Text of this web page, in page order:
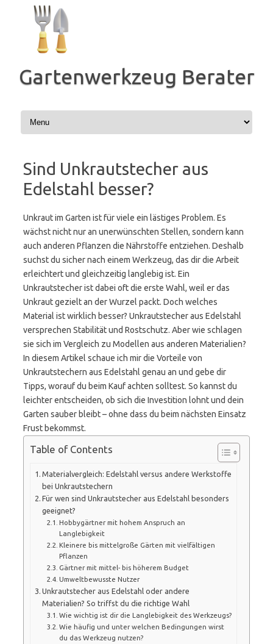
Inhalt
springen
Gartenwerkzeug Berater
Sind Unkrautstecher aus
Edelstahl besser?
Unkraut im Garten ist für viele ein lästiges Problem. Es
wächst nicht nur an unerwünschten Stellen, sondern kann
auch anderen Pflanzen die Nährstoffe entziehen. Deshalb
suchst du sicher nach einem Werkzeug, das dir die Arbeit
erleichtert und gleichzeitig langlebig ist. Ein
Unkrautstecher ist dabei oft die erste Wahl, weil er das
Unkraut gezielt an der Wurzel packt. Doch welches
Material ist wirklich besser? Unkrautstecher aus Edelstahl
versprechen Stabilität und Rostschutz. Aber wie schlagen
sie sich im Vergleich zu Modellen aus anderen Materialien?
In diesem Artikel schaue ich mir die Vorteile von
Unkrautstechern aus Edelstahl genau an und gebe dir
Tipps, worauf du beim Kauf achten solltest. So kannst du
leichter entscheiden, ob sich die Investition lohnt und dein
Garten sauber bleibt – ohne dass du beim nächsten Einsatz
Frust bekommst.
Table of Contents
Materialvergleich: Edelstahl versus andere Werkstoffe
bei Unkrautstechern
Für wen sind Unkrautstecher aus Edelstahl besonders
geeignet?
Hobbygärtner mit hohem Anspruch an
Langlebigkeit
Kleinere bis mittelgroße Gärten mit vielfältigen
Pflanzen
Gärtner mit mittel- bis höherem Budget
Umweltbewusste Nutzer
Unkrautstecher aus Edelstahl oder andere
Materialien? So triffst du die richtige Wahl
Wie wichtig ist dir die Langlebigkeit des Werkzeugs?
Wie häufig und unter welchen Bedingungen wirst
du das Werkzeug nutzen?